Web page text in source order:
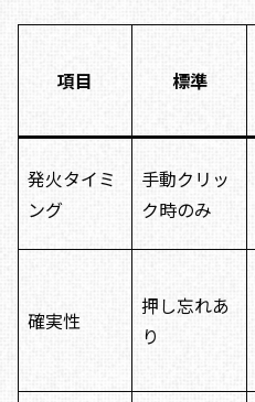
項目 標準
発火タイミ
ング
手動クリッ
ク時のみ
確実性
押し忘れあ
り